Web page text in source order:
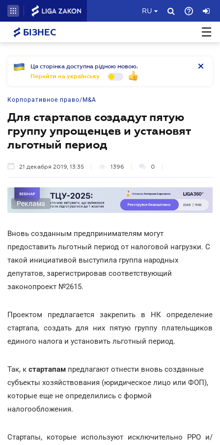
RU
БІЗНЕС
Ця сторінка доступна рідною мовою.
Перейти на українську
Корпоративное право/M&A
Для стартапов создадут пятую
группу упрощенцев и установят
льготный период
21 декабря 2019, 13:35 1396 0
Реклама
Вновь созданным предпринимателям могут
предоставить льготный период от налоговой нагрузки. С
такой инициативой выступила группа народных
депутатов, зарегистрировав соответствующий
законопроект №2615.
Проектом предлагается закрепить в НК определение
стартапа, создать для них пятую группу плательщиков
единого налога и установить льготный период.
Так, к стартапам предлагают отнести вновь созданные
субъекты хозяйствования (юридическое лицо или ФОП),
которые еще не определились с формой
налогообложения.
Стартапы, которые используют исключительно РРО и/